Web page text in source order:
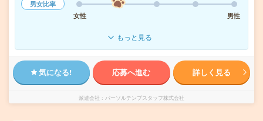
男女比率
女性
男性
もっと見る
気になる! 応募へ進む 詳しく見る
派遣会社 パーソルテンプスタッフ株式会社